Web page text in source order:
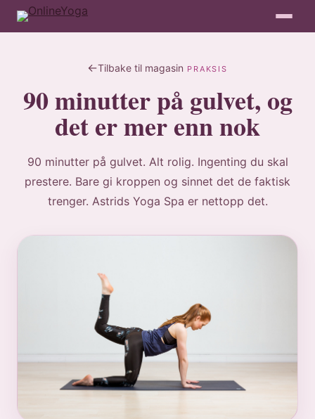
Tilbake til magasin PRAKSIS
90 minutter på gulvet, og
det er mer enn nok
90 minutter på gulvet. Alt rolig. Ingenting du skal
prestere. Bare gi kroppen og sinnet det de faktisk
trenger. Astrids Yoga Spa er nettopp det.